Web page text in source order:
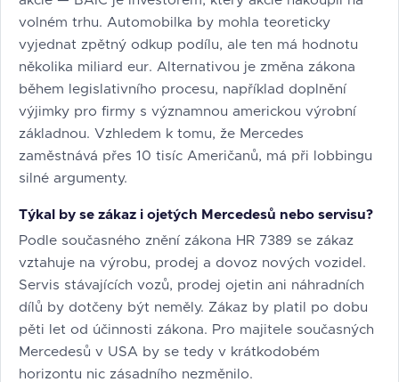
volném trhu. Automobilka by mohla teoreticky
vyjednat zpětný odkup podílu, ale ten má hodnotu
několika miliard eur. Alternativou je změna zákona
během legislativního procesu, například doplnění
výjimky pro firmy s významnou americkou výrobní
základnou. Vzhledem k tomu, že Mercedes
zaměstnává přes 10 tisíc Američanů, má při lobbingu
silné argumenty.
Týkal by se zákaz i ojetých Mercedesů nebo servisu?
Podle současného znění zákona HR 7389 se zákaz
vztahuje na výrobu, prodej a dovoz nových vozidel.
Servis stávajících vozů, prodej ojetin ani náhradních
dílů by dotčeny být neměly. Zákaz by platil po dobu
pěti let od účinnosti zákona. Pro majitele současných
Mercedesů v USA by se tedy v krátkodobém
horizontu nic zásadního nezměnilo.